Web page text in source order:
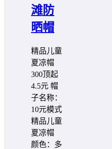
滩防
晒帽
精品儿童
夏凉帽
300顶起
4.5元 帽
子名称：
10元模式
精品儿童
夏凉帽
颜色：多